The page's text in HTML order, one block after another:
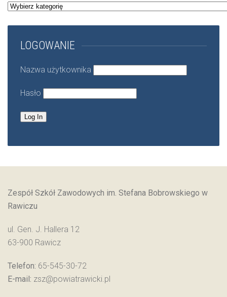
Kategorie
LOGOWANIE
Nazwa użytkownika
Hasło
Zespół Szkół Zawodowych im. Stefana Bobrowskiego w
Rawiczu
ul. Gen. J. Hallera 12
63-900 Rawicz
Telefon: 65-545-30-72
E-mail: zsz@powiatrawicki.pl